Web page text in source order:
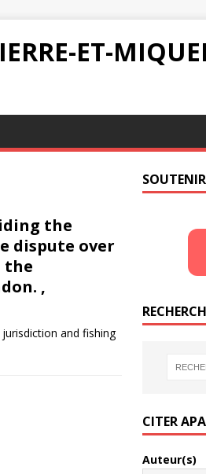
ET-
the
dispute over
the
,
and fishing
CITER
Auteur(s)